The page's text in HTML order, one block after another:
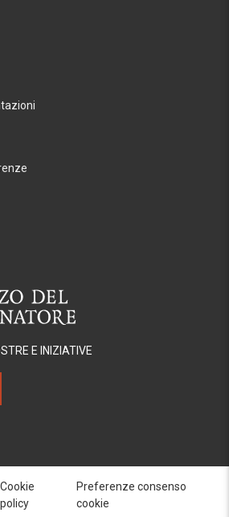
E INIZIATIVE
Cookie
policy
Preferenze consenso
cookie